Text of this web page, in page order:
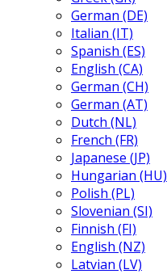
German (DE)
Italian (IT)
Spanish (ES)
English (CA)
German (CH)
German (AT)
Dutch (NL)
French (FR)
Japanese (JP)
Hungarian (HU)
Polish (PL)
Slovenian (SI)
Finnish (FI)
English (NZ)
Latvian (LV)